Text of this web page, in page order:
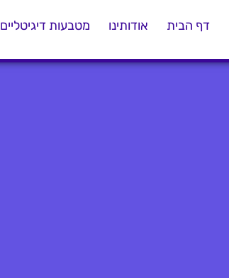
דף הבית אודותינו מטבעות דיגיטליים